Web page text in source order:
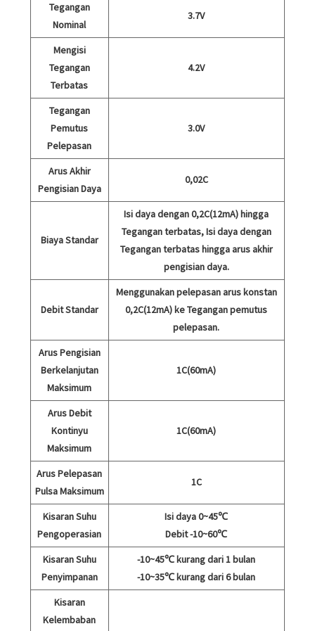
Tegangan
Nominal
3.7V
Mengisi
Tegangan
Terbatas
4.2V
Tegangan
Pemutus
Pelepasan
3.0V
Arus Akhir
Pengisian Daya
0,02C
Biaya Standar
Isi daya dengan 0,2C(12mA) hingga
Tegangan terbatas, Isi daya dengan
Tegangan terbatas hingga arus akhir
pengisian daya.
Debit Standar
Menggunakan pelepasan arus konstan
0,2C(12mA) ke Tegangan pemutus
pelepasan.
Arus Pengisian
Berkelanjutan
Maksimum
1C(60mA)
Arus Debit
Kontinyu
Maksimum
1C(60mA)
Arus Pelepasan
Pulsa Maksimum
1C
Kisaran Suhu
Pengoperasian
Isi daya 0~45℃
Debit -10~60℃
Kisaran Suhu
Penyimpanan
-10~45℃ kurang dari 1 bulan
-10~35℃ kurang dari 6 bulan
Kisaran
Kelembaban